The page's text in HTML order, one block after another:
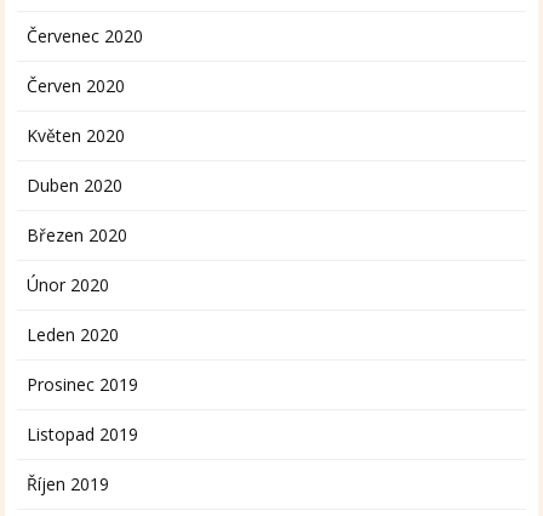
Červenec 2020
Červen 2020
Květen 2020
Duben 2020
Březen 2020
Únor 2020
Leden 2020
Prosinec 2019
Listopad 2019
Říjen 2019